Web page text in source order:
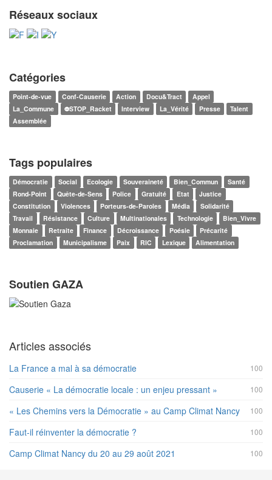
Réseaux sociaux
Catégories
Point-de-vue Conf-Causerie Action Docu&Tract
Appel
La_Commune
⛔STOP_Racket Interview La_Vérité Presse
Talent
Assemblée
Tags populaires
Démocratie Social Ecologie Souveraineté Bien_Commun
Santé
Rond-Point
Quête-de-Sens Police Gratuité Etat
Justice
Constitution
Violences Porteurs-de-Paroles Média
Solidarité
Travail
Résistance Culture Multinationales Technologie
Bien_Vivre
Monnaie
Retraite Finance Décroissance Poésie
Précarité
Proclamation
Municipalisme Paix RIC Lexique Alimentation
Soutien GAZA
Articles associés
100
La France a mal à sa démocratie
100
Causerie « La démocratie locale : un enjeu pressant »
100
« Les Chemins vers la Démocratie » au Camp Climat Nancy
100
Faut-il réinventer la démocratie ?
100
Camp Climat Nancy du 20 au 29 août 2021